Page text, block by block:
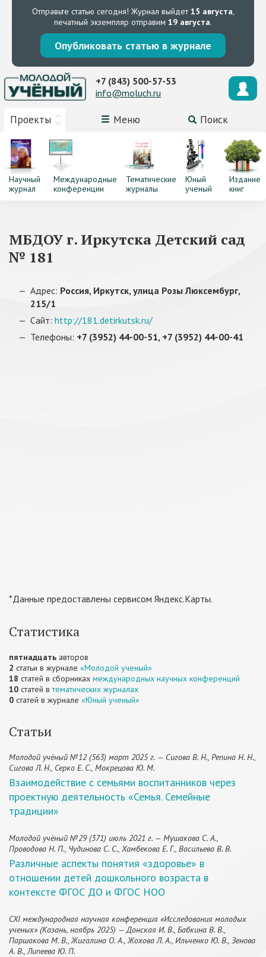
Отправьте статью сегодня! Журнал выйдет15 августа,
печатный экземпляр отправим 19 августа.
Опубликовать статью в журнале
Проекты Меню Поиск
+7 (843) 500-57-53
info@moluch.ru
Научный
журнал
Международные
конференции
Тематические
журналы
Юный
ученый
Издание
книг
МБДОУ г. Иркутска Детский сад
№ 181
Адрес: Россия, Иркутск, улица Розы Люксембург,
215/1
Сайт: http://181.detirkutsk.ru/
Телефоны: +7 (3952) 44-00-51, +7 (3952) 44-00-41
*Данные предоставлены сервисом Яндекс.Карты.
Статистика
пятнадцать авторов
2 статьи в журнале «Молодой ученый»
18 статей в сборниках международных научных конференций
10 статей втематических журналах
0 статей в журнале «Юный ученый»
Статьи
Молодой учёный №12 (563) март 2025 г. — Сигова В. Н., Репина Н. Н.,
Сигова Л. Н., Серко Е. С., Мокрецова Ю. М.
Взаимодействие с семьями воспитанников через
проектную деятельность «Семья. Семейные
традиции»
Молодой учёный №29 (371) июль 2021 г. — Мушакова С. А.,
Проводова Н. П., Чудинова С. С., Хамбекова Е. Г., Васильева В. В.
Различные аспекты понятия «здоровье» в
отношении детей дошкольного возраста в
контексте ФГОС ДО и ФГОС НОО
CXI международная научная конференция «Исследования молодых
ученых» (Казань, ноябрь 2025) — Донская И. В., Бабкина В. В.,
Паршакова М. В., Жигалина О. А., Жохова Л. А., Ильченко Ю. В., Зенова
А. В., Липеева Ю. П.